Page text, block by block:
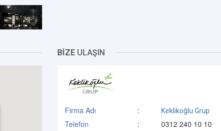
BİZE ULAŞIN
Firma Adı : Keklikoğlu Grup
Telefon :
0312 240 10 10